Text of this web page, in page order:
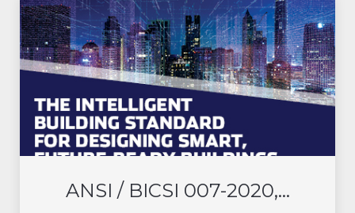
ANSI / BICSI 007-2020,...